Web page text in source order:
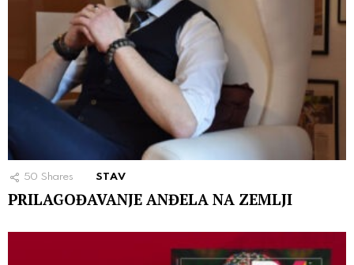
50 Shares STAV
PRILAGOĐAVANJE ANĐELA NA ZEMLJI